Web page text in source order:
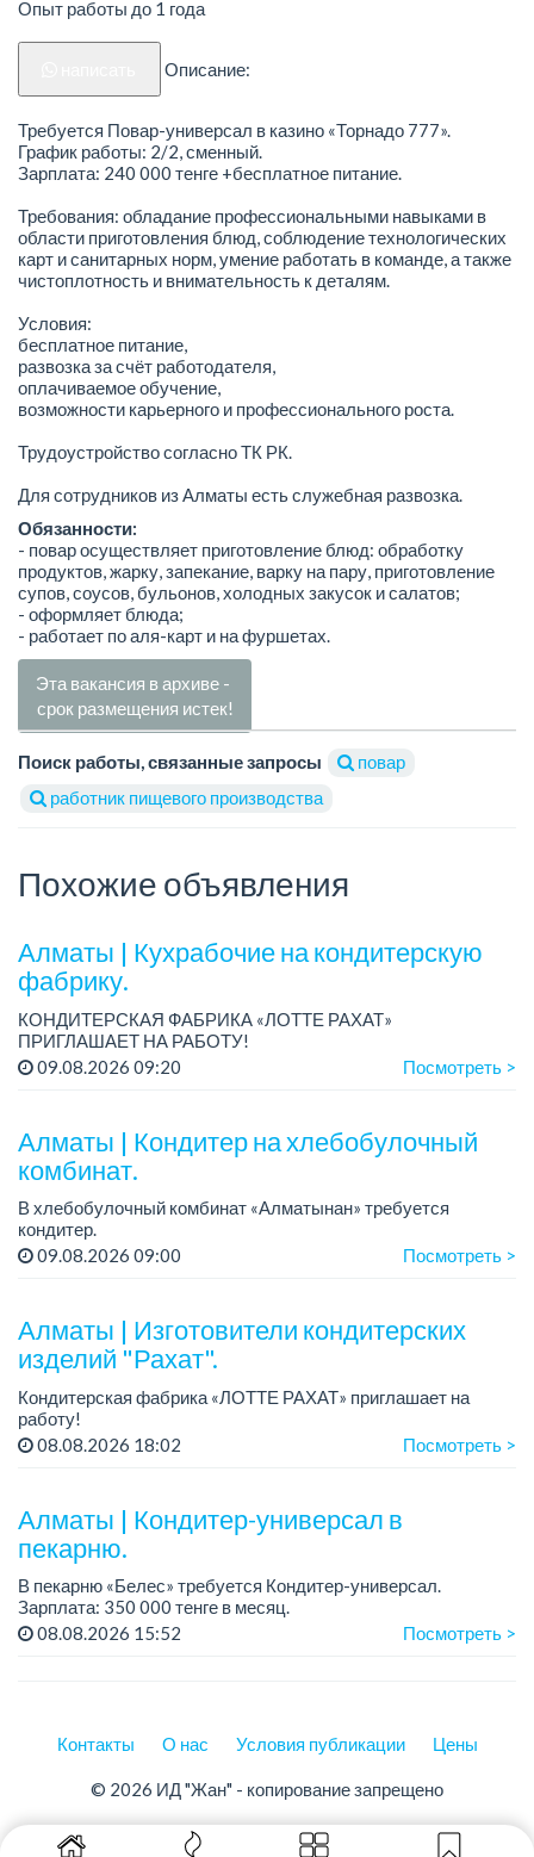
Опыт работы до 1 года
Описание:
Требуется Повар-универсал в казино «Торнадо 777».
График работы: 2/2, сменный.
Зарплата: 240 000 тенге +бесплатное питание.
Требования: обладание профессиональными навыками в
области приготовления блюд, соблюдение технологических
карт и санитарных норм, умение работать в команде, а также
чистоплотность и внимательность к деталям.
Условия:
бесплатное питание,
развозка за счёт работодателя,
оплачиваемое обучение,
возможности карьерного и профессионального роста.
Трудоустройство согласно ТК РК.
Для сотрудников из Алматы есть служебная развозка.
Обязанности:
- повар осуществляет приготовление блюд: обработку
продуктов, жарку, запекание, варку на пару, приготовление
супов, соусов, бульонов, холодных закусок и салатов;
- оформляет блюда;
- работает по аля-карт и на фуршетах.
Эта вакансия в архиве -
срок размещения истек!
Поиск работы, связанные запросы
повар
работник пищевого производства
Похожие объявления
Алматы | Кухрабочие на кондитерскую
фабрику.
КОНДИТЕРСКАЯ ФАБРИКА «ЛОТТЕ РАХАТ»
ПРИГЛАШАЕТ НА РАБОТУ!
Зарплата: от 120 000 до 180 000 тенге.
09.08.2026 09:20 Посмотреть >
Алматы | Кондитер на хлебобулочный
комбинат.
В хлебобулочный комбинат «Алматынан» требуется
кондитер.
Зарплата: 200 000 тенге на руки.
График работы: 4/3, с 09.00 до 18.00. Дополнительный
09.08.2026 09:00 Посмотреть >
Алматы | Изготовители кондитерских
изделий "Рахат".
Кондитерская фабрика «ЛОТТЕ РАХАТ» приглашает на
работу!
График работы: сменный.
08.08.2026 18:02 Посмотреть >
Алматы | Кондитер-универсал в
пекарню.
В пекарню «Белес» требуется Кондитер-универсал.
Зарплата: 350 000 тенге в месяц.
График работы: 4/2, с 08.00 до 20.00.
08.08.2026 15:52 Посмотреть >
Контакты О нас Условия публикации Цены
© 2026 ИД "Жан" - копирование запрещено